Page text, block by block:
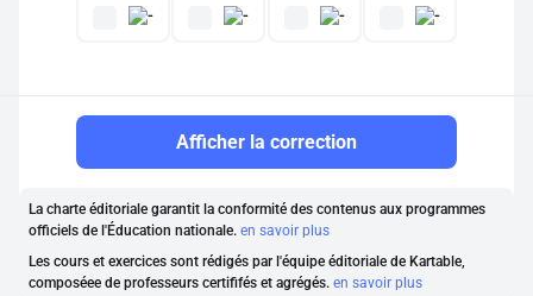
Afficher la correction
La charte éditoriale garantit la conformité des contenus aux programmes
officiels de l'Éducation nationale. en savoir plus
Les cours et exercices sont rédigés par l'équipe éditoriale de Kartable,
composéee de professeurs certififés et agrégés. en savoir plus